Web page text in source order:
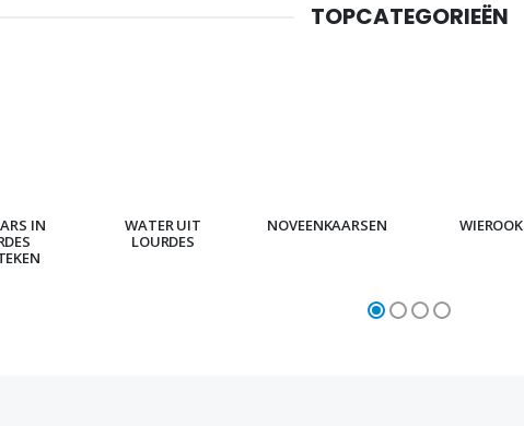
TOPCATEGORIEËN
IN
WATER UIT
LOURDES
NOVEENKAARSEN WIEROOK